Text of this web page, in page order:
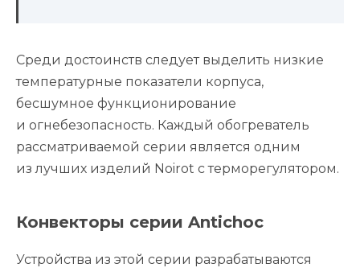
Среди достоинств следует выделить низкие
температурные показатели корпуса,
бесшумное функционирование
и огнебезопасность. Каждый обогреватель
рассматриваемой серии является одним
из лучших изделий Noirot с терморегулятором.
Конвекторы серии Antichoc
Устройства из этой серии разрабатываются